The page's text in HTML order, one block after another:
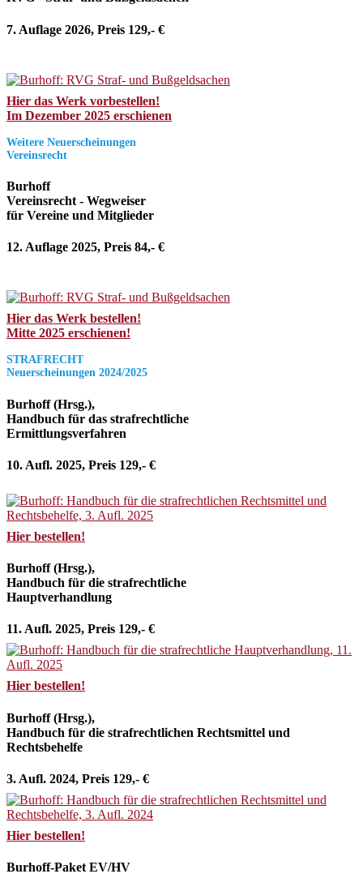
7. Auflage 2026, Preis 129,- €
Hier das Werk vorbestellen!
Im Dezember 2025 erschienen
Weitere Neuerscheinungen
Vereinsrecht
Burhoff
Vereinsrecht - Wegweiser
für Vereine und Mitglieder
12. Auflage 2025, Preis 84,- €
Hier das Werk bestellen!
Mitte 2025 erschienen!
STRAFRECHT
Neuerscheinungen 2024/2025
Burhoff (Hrsg.),
Handbuch für das strafrechtliche
Ermittlungsverfahren
10. Aufl. 2025, Preis 129,- €
Hier bestellen!
Burhoff (Hrsg.),
Handbuch für die strafrechtliche
Hauptverhandlung
11. Aufl. 2025, Preis 129,- €
Hier bestellen!
Burhoff (Hrsg.),
Handbuch für die strafrechtlichen Rechtsmittel und
Rechtsbehelfe
3. Aufl. 2024, Preis 129,- €
Hier bestellen!
Burhoff-Paket EV/HV